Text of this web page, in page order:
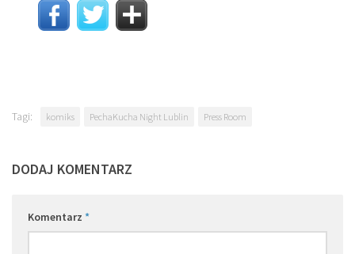
Tagi: komiks PechaKucha Night Lublin Press Room
DODAJ KOMENTARZ
Komentarz *